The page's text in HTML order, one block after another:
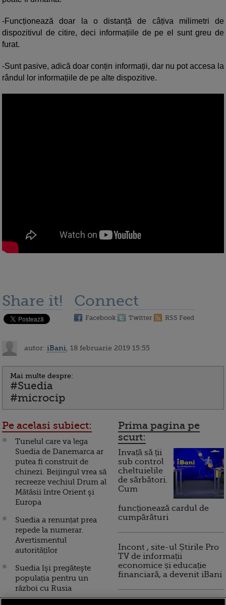
-Funcționează doar la o distanță de câțiva milimetri de
dispozitivul de citire, deci informațiile de pe el sunt greu de
furat.
-Sunt pasive, adică doar conțin informații, dar nu pot accesa la
rândul lor informațiile de pe alte dispozitive.
Share it! Connect
Facebook Twitter RSS Feed
autor: iBani , 18 februarie 2019 15:55
Mai multe despre:
#Suedia
#microcip
Pe acelasi subiect:
Tunelul care va lega
Suedia de Danemarca ar
putea fi construit de
chinezi. Beijingul vrea să
recreeze vechiul Drum al
Mătăsii între Orient şi
Europa
Suedia a renunțat prea
repede la numerar.
Avertismentul
autorităților
Suedia îşi pregăteşte
populația pentru un
război cu Rusia
Prima pagina pe
scurt:
Invață să ții
sub control
cheltuielile
de sărbători.
Cum
funcționează cardul de
cumpărături
Incont , site-ul Știrile Pro
TV de informații
economice și educație
financiară, a devenit iBani